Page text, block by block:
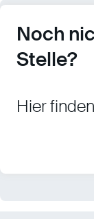
Noch
Stelle?
Hier